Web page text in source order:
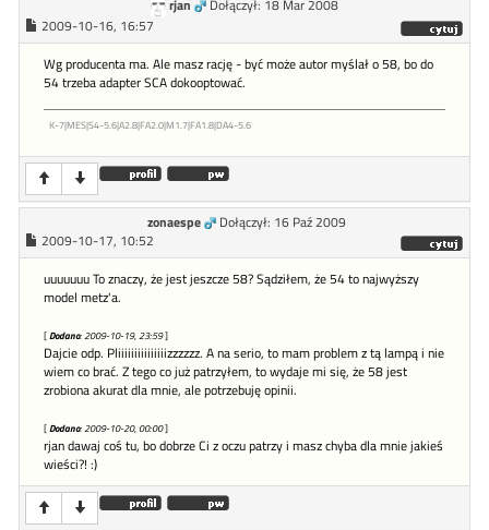
rjan
Dołączył: 18 Mar 2008
2009-10-16, 16:57
Wg producenta ma. Ale masz rację - być może autor myślał o 58, bo do
54 trzeba adapter SCA dokooptować.
K-7|MES|S4-5.6|A2.8|FA2.0|M1.7|FA1.8|DA4-5.6
zonaespe
Dołączył: 16 Paź 2009
2009-10-17, 10:52
uuuuuuu To znaczy, że jest jeszcze 58? Sądziłem, że 54 to najwyższy
model metz'a.
[Dodano: 2009-10-19, 23:59]
Dajcie odp. Pliiiiiiiiiiiiiiizzzzzz. A na serio, to mam problem z tą lampą i nie
wiem co brać. Z tego co już patrzyłem, to wydaje mi się, że 58 jest
zrobiona akurat dla mnie, ale potrzebuję opinii.
[Dodano: 2009-10-20, 00:00]
rjan dawaj coś tu, bo dobrze Ci z oczu patrzy i masz chyba dla mnie jakieś
wieści?! :)